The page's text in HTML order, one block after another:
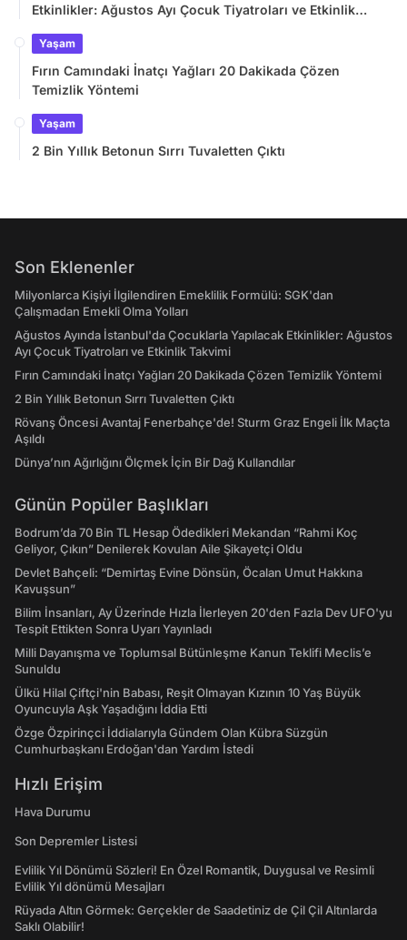
Etkinlikler: Ağustos Ayı Çocuk Tiyatroları ve Etkinlik
Yaşam
Fırın Camındaki İnatçı Yağları 20 Dakikada Çözen
Temizlik Yöntemi
Yaşam
2 Bin Yıllık Betonun Sırrı Tuvaletten Çıktı
Son Eklenenler
Milyonlarca Kişiyi İlgilendiren Emeklilik Formülü: SGK'dan
Çalışmadan Emekli Olma Yolları
Ağustos Ayında İstanbul'da Çocuklarla Yapılacak Etkinlikler: Ağustos
Ayı Çocuk Tiyatroları ve Etkinlik Takvimi
Fırın Camındaki İnatçı Yağları 20 Dakikada Çözen Temizlik Yöntemi
2 Bin Yıllık Betonun Sırrı Tuvaletten Çıktı
Rövanş Öncesi Avantaj Fenerbahçe'de! Sturm Graz Engeli İlk Maçta
Aşıldı
Dünya’nın Ağırlığını Ölçmek İçin Bir Dağ Kullandılar
Günün Popüler Başlıkları
Bodrum’da 70 Bin TL Hesap Ödedikleri Mekandan “Rahmi Koç
Geliyor, Çıkın” Denilerek Kovulan Aile Şikayetçi Oldu
Devlet Bahçeli: “Demirtaş Evine Dönsün, Öcalan Umut Hakkına
Kavuşsun”
Bilim İnsanları, Ay Üzerinde Hızla İlerleyen 20'den Fazla Dev UFO'yu
Tespit Ettikten Sonra Uyarı Yayınladı
Milli Dayanışma ve Toplumsal Bütünleşme Kanun Teklifi Meclis’e
Sunuldu
Ülkü Hilal Çiftçi'nin Babası, Reşit Olmayan Kızının 10 Yaş Büyük
Oyuncuyla Aşk Yaşadığını İddia Etti
Özge Özpirinçci İddialarıyla Gündem Olan Kübra Süzgün
Cumhurbaşkanı Erdoğan'dan Yardım İstedi
Hızlı Erişim
Hava Durumu
Son Depremler Listesi
Evlilik Yıl Dönümü Sözleri! En Özel Romantik, Duygusal ve Resimli
Evlilik Yıl dönümü Mesajları
Rüyada Altın Görmek: Gerçekler de Saadetiniz de Çil Çil Altınlarda
Saklı Olabilir!